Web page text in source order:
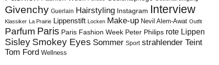
Givenchy Guerlain Hairstyling Instagram Interview
Klassiker La Prairie Lippenstift Locken Make-up Nevil Alem-Awat Outfit
Parfum Paris Paris Fashion Week Peter Philips rote Lippen
Sisley Smokey Eyes Sommer Sport strahlender Teint
Tom Ford Wellness